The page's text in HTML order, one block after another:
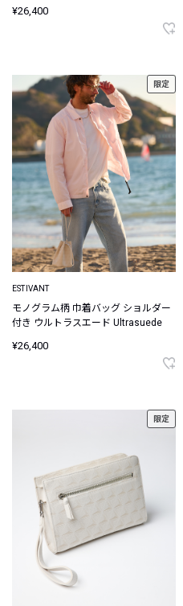
¥26,400
限定
ESTIVANT
モノグラム柄 巾着バッグ ショルダー
付き ウルトラスエード Ultrasuede
¥26,400
限定